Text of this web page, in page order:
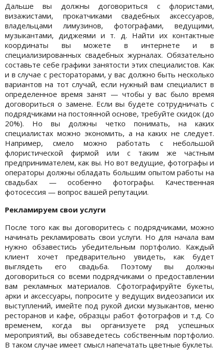
Дальше вы должны договориться с флористами,
визажистами, прокатчиками свадебных аксессуаров,
владельцами лимузинов, фотографами, ведущими,
музыкантами, диджеями и т. д. Найти их контактные
координаты вы можете в интернете и в
специализированных свадебных журналах. Обязательно
составьте себе графики занятости этих специалистов. Как
и в случае с рестораторами, у вас должно быть несколько
вариантов на тот случай, если нужный вам специалист в
определенное время занят — чтобы у вас было время
договориться о замене. Если вы будете сотрудничать с
подрядчиками на постоянной основе, требуйте скидок (до
20%). Но вы должны четко понимать, на каких
специалистах можно экономить, а на каких не следует.
Например, смело можно работать с небольшой
флористической фирмой или с таким же частным
предпринимателем, как вы. Но вот ведущие, фотографы и
операторы должны обладать большим опытом работы на
свадьбах — особенно фотографы. Качественная
фотосессия — вопрос вашей репутации.
Рекламируем свои услуги
После того как вы договоритесь с подрядчиками, можно
начинать рекламировать свои услуги. Но для начала вам
нужно обзавестись убедительным портфолио. Каждый
клиент хочет предварительно увидеть, как будет
выглядеть его свадьба. Поэтому вы должны
договориться со всеми подрядчиками о предоставлении
вам рекламных материалов. Сфотографируйте букеты,
арки и аксессуары, попросите у ведущих видеозаписи их
выступлений, имейте под рукой диски музыкантов, меню
ресторанов и кафе, образцы работ фотографов и т.д. Со
временем, когда вы организуете ряд успешных
мероприятий, вы обзаведетесь собственным портфолио.
В таком случае имеет смысл напечатать цветные буклеты.